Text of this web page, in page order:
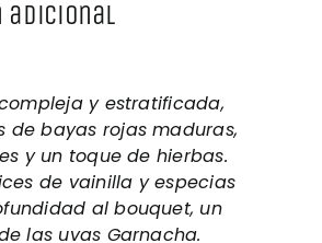
adicional
y estratificada,
de bayas rojas maduras,
y un toque de hierbas.
de vainilla y especias
al bouquet, un
las uvas Garnacha.